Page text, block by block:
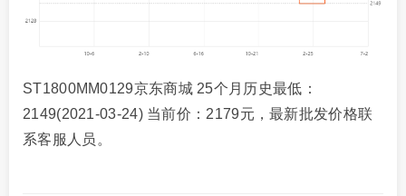
ST1800MM0129京东商城 25个月历史最低：
2149(2021-03-24) 当前价：2179元，最新批发价格联
系客服人员。